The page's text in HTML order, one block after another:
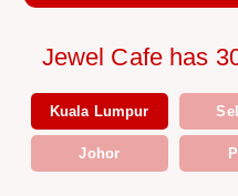
Jewel Cafe has
Kuala Lumpur
Johor